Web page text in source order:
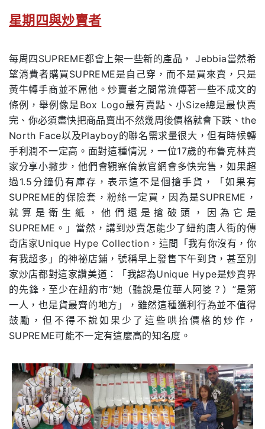
星期四與炒賣者
每周四SUPREME都會上架一些新的產品，
Jebbia當然希
望消費者購買SUPREME是自己穿，而不是買來賣，只是
黃牛轉手商並不屌他 。炒賣者之間常流傳著一些不成文的
條例，舉例像是Box Logo最有賣點、小Size總是最快賣
完、你必須盡快把商品賣出不然幾周後價格就會下跌、the
North Face以及Playboy的聯名需求量很大，但有時候轉
手利潤不一定高。面對這種情況，一位17歲的布魯克林賣
家分享小撇步，他們會觀察倫敦官網會多快完售，如果超
過1.5分鐘仍有庫存，表示這不是個搶手貨，「如果有
SUPREME的保險套，粉絲一定買，因為是SUPREME，
就算是衛生紙，他們還是搶破頭，因為它是
SUPREME。」當然，講到炒賣怎能少了紐約唐人街的傳
奇店家Unique Hype Collection，這間「我有你沒有，你
有我超多」的神祕店鋪，號稱早上發售下午到貨，甚至別
家炒店都對這家讚美道：「我認為Unique Hype是炒賣界
的先鋒，至少在紐約市“她（聽說是位華人阿婆？）”是第
一人，也是貨最齊的地方」，雖然這種獲利行為並不值得
鼓勵，但不得不說如果少了這些哄抬價格的炒作，
SUPREME可能不一定有這麼高的知名度。